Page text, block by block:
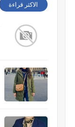
الاكثر قراءة